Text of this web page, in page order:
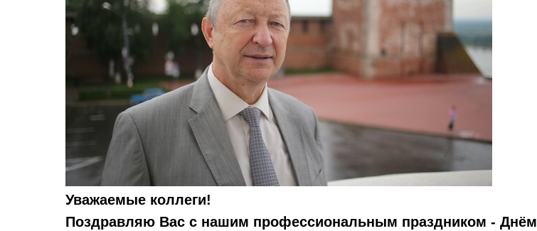
Уважаемые коллеги!
Поздравляю Вас с нашим профессиональным праздником - Днём